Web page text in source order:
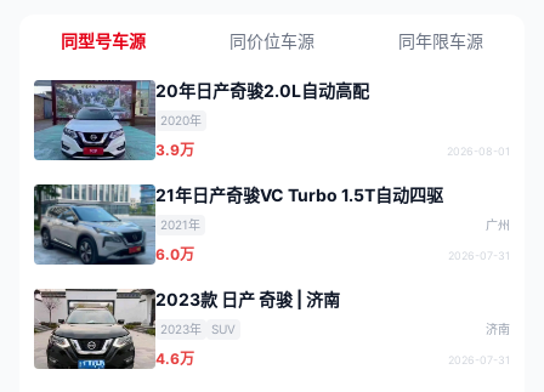
同型号车源 同价位车源 同年限车源
20年日产奇骏2.0L自动高配
2020年
3.9万 2026-08-01
21年日产奇骏VC Turbo 1.5T自动四驱
2021年 广州
6.0万 2026-07-31
2023款 日产 奇骏 | 济南
2023年 SUV 济南
4.6万 2026-07-31